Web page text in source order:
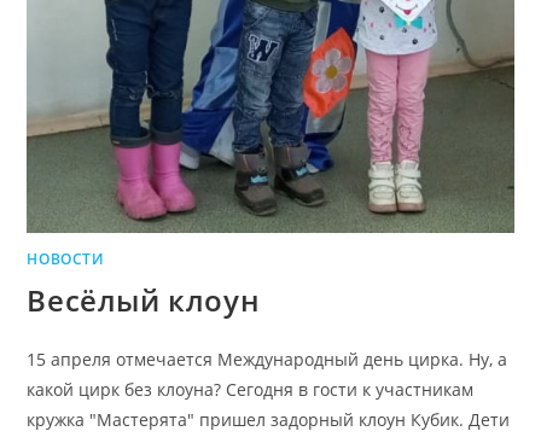
НОВОСТИ
Весёлый клоун
15 апреля отмечается Международный день цирка. Ну, а
какой цирк без клоуна? Сегодня в гости к участникам
кружка "Мастерята" пришел задорный клоун Кубик. Дети